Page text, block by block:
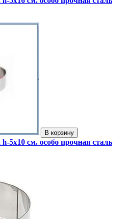
В корзину
5х10 см. особо прочная сталь